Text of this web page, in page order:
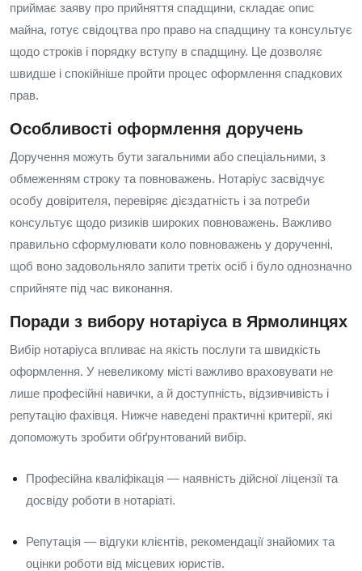
приймає заяву про прийняття спадщини, складає опис
майна, готує свідоцтва про право на спадщину та консультує
щодо строків і порядку вступу в спадщину. Це дозволяє
швидше і спокійніше пройти процес оформлення спадкових
прав.
Особливості оформлення доручень
Доручення можуть бути загальними або спеціальними, з
обмеженням строку та повноважень. Нотаріус засвідчує
особу довірителя, перевіряє дієздатність і за потреби
консультує щодо ризиків широких повноважень. Важливо
правильно сформулювати коло повноважень у дорученні,
щоб воно задовольняло запити третіх осіб і було однозначно
сприйняте під час виконання.
Поради з вибору нотаріуса в Ярмолинцях
Вибір нотаріуса впливає на якість послуги та швидкість
оформлення. У невеликому місті важливо враховувати не
лише професійні навички, а й доступність, відзивчивість і
репутацію фахівця. Нижче наведені практичні критерії, які
допоможуть зробити обґрунтований вибір.
Професійна кваліфікація — наявність дійсної ліцензії та
досвіду роботи в нотаріаті.
Репутація — відгуки клієнтів, рекомендації знайомих та
оцінки роботи від місцевих юристів.